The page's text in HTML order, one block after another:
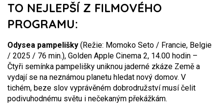
TO NEJLEPŠÍ Z FILMOVÉHO
PROGRAMU:
Odysea pampelišky (Režie: Momoko Seto / Francie, Belgie
/ 2025 / 76 min.), Golden Apple Cinema 2, 14.00 hodin –
Čtyři semínka pampelišky uniknou jaderné zkáze Země a
vydají se na neznámou planetu hledat nový domov. V
tichém, beze slov vyprávěném dobrodružství musí čelit
podivuhodnému světu i nečekaným překážkám.